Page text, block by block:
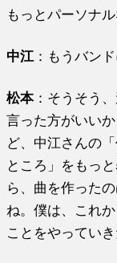
もっとパーソナ
中江 ：もうバン
松本：そうそう
言った方がいい
ど、中江さんの
ところ」をもっ
ら、曲を作った
ね。僕は、これ
ことをやってい